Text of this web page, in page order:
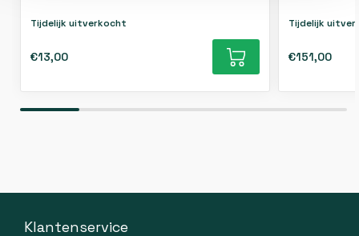
Tijdelijk uitverkocht
€13,00
Tijdelijk
€151,00
Klantenservice